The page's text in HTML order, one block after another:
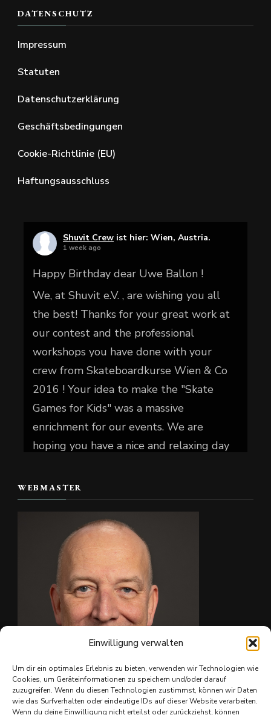
Einwilligung verwalten
Um dir ein optimales Erlebnis zu bieten, verwenden wir Technologien wie
Cookies, um Geräteinformationen zu speichern und/oder darauf
zuzugreifen. Wenn du diesen Technologien zustimmst, können wir Daten
wie das Surfverhalten oder eindeutige IDs auf dieser Website verarbeiten.
Wenn du deine Einwilligung nicht erteilst oder zurückziehst, können
DATENSCHUTZ
Impressum
Statuten
Datenschutzerklärung
Geschäftsbedingungen
Cookie-Richtlinie (EU)
Haftungsausschluss
Shuvit Crew ist hier: Wien, Austria.
1 week ago
Happy Birthday dear Uwe Ballon !
We, at Shuvit e.V. , are wishing you all
the best! Thanks for your great work at
our contest and the professional
workshops you have done with your
crew from Skateboardkurse Wien & Co
2016 ! Your idea to make the "Skate
Games for Kids" was a massive
enrichment for our events. We are
hoping you have a nice and relaxing day
📷 Christian Reiter
#skate4fun # ...
Foto
Auf Facebook anzeigen Teilen
WEBMASTER